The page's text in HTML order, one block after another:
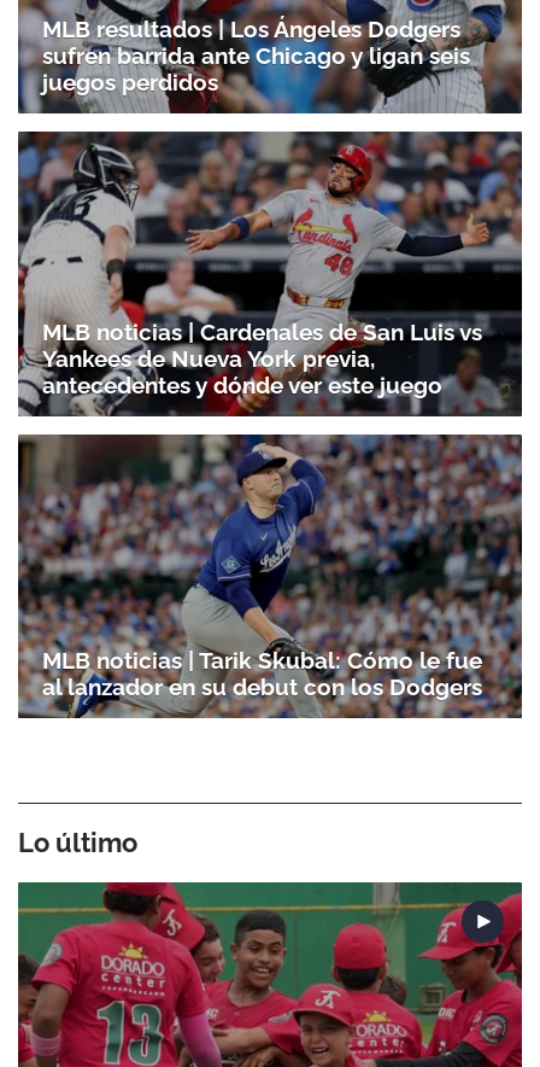
MLB resultados | Los Ángeles Dodgers
sufren barrida ante Chicago y ligan seis
juegos perdidos
MLB noticias | Cardenales de San Luis vs
Yankees de Nueva York previa,
antecedentes y dónde ver este juego
MLB noticias | Tarik Skubal: Cómo le fue
al lanzador en su debut con los Dodgers
Lo último